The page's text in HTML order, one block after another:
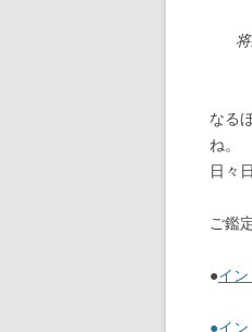
なる
ね。
日々
ご鑑
●イ
●イ